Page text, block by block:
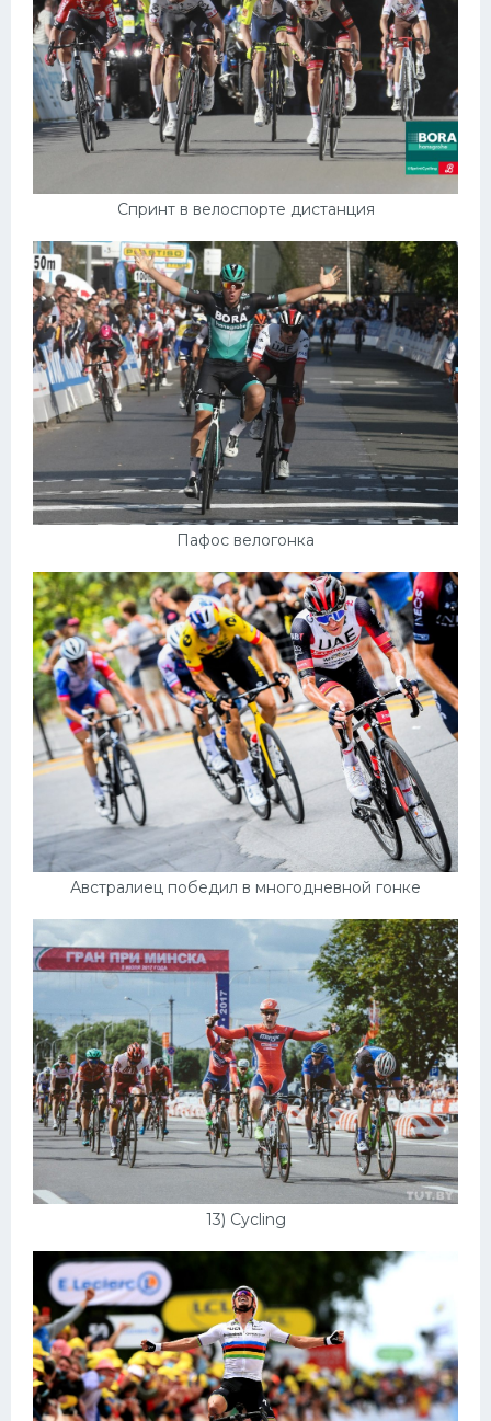
Спринт в велоспорте дистанция
Пафос велогонка
Австралиец победил в многодневной гонке
13) Cycling